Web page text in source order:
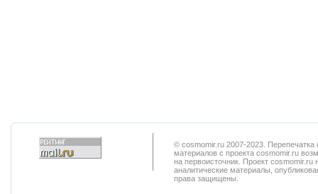
© cosmomir.ru 2007-2023.
материалов с проекта cosmomir.ru
на первоисточник. Проект cosmomir.ru
аналитические материалы,
права защищены.